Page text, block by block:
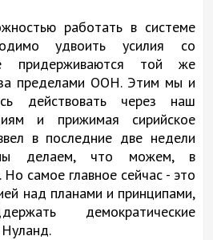
работать в системе
удвоить усилия со
придерживаются той же
пределами ООН. Этим мы и
действовать через наш
и прижимая сирийское
в последние две недели
делаем, что можем, в
самое главное сейчас - это
над планами и принципами,
демократические
Нуланд.